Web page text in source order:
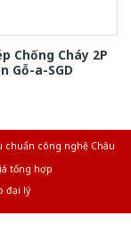
Chống Cháy 2P
Gỗ-a-SGD
công nghệ Châu
tổng hợp
đại lý